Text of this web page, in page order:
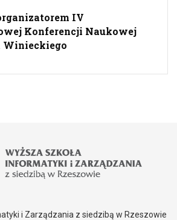
IV
Konferencji Naukowej
Winieckiego
i Zarządzania z siedzibą w Rzeszowie